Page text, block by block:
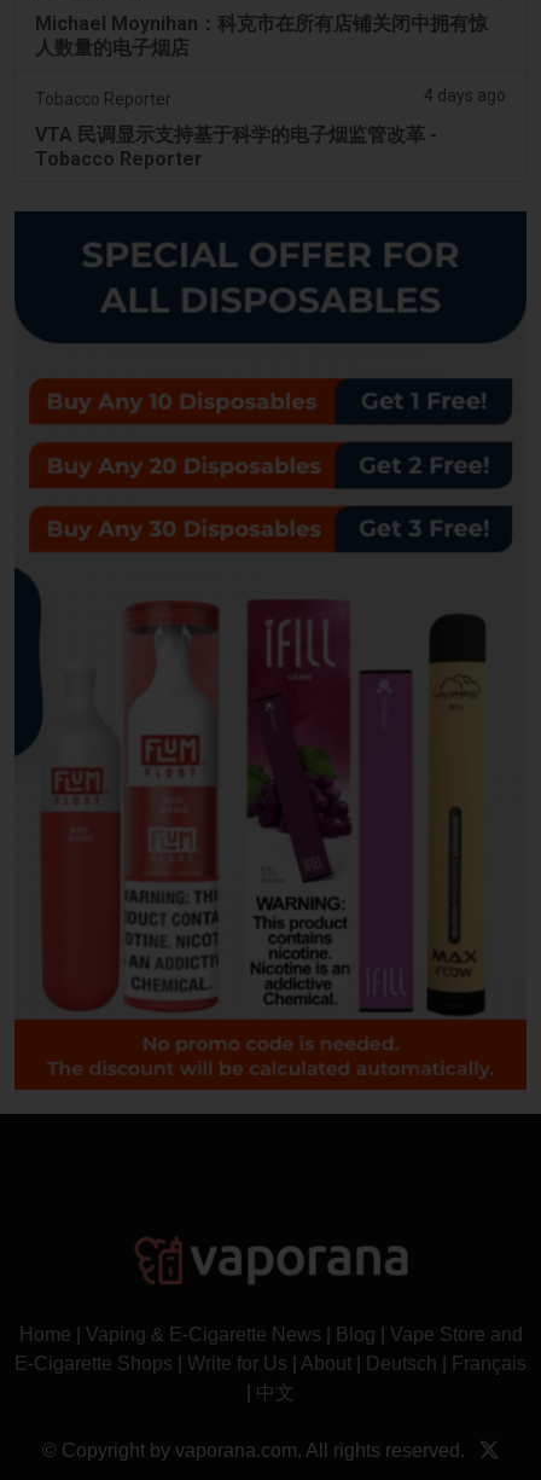
Michael Moynihan：科克市在所有店铺关闭中拥有惊
人数量的电子烟店
Tobacco Reporter 4 days ago
VTA 民调显示支持基于科学的电子烟监管改革 -
Tobacco Reporter
Home Vaping & E-Cigarette News Blog
Vape Store and
E-Cigarette Shops
Write for Us About Deutsch
Français
中文
© Copyright by vaporana.com. All rights reserved.